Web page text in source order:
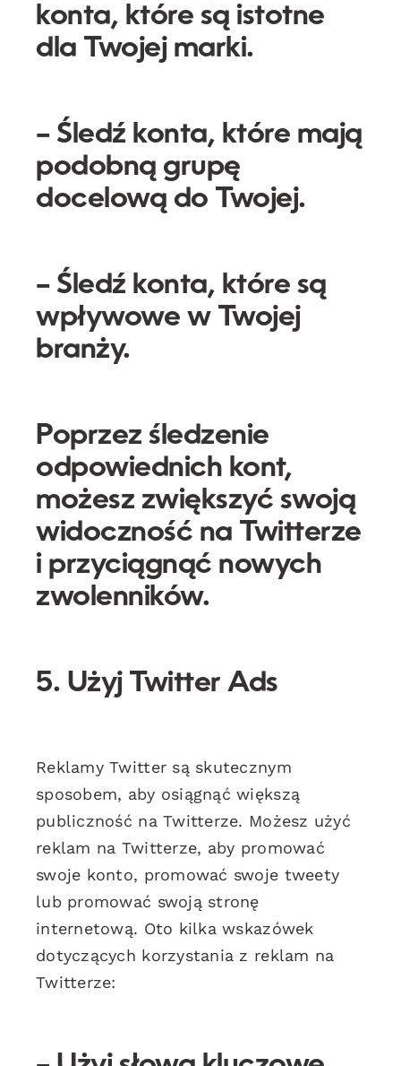
konta, które są istotne
dla Twojej marki.
– Śledź konta, które mają
podobną grupę
docelową do Twojej.
– Śledź konta, które są
wpływowe w Twojej
branży.
Poprzez śledzenie
odpowiednich kont,
możesz zwiększyć swoją
widoczność na Twitterze
i przyciągnąć nowych
zwolenników.
5. Użyj Twitter Ads
Reklamy Twitter są skutecznym
sposobem, aby osiągnąć większą
publiczność na Twitterze. Możesz użyć
reklam na Twitterze, aby promować
swoje konto, promować swoje tweety
lub promować swoją stronę
internetową. Oto kilka wskazówek
dotyczących korzystania z reklam na
Twitterze: